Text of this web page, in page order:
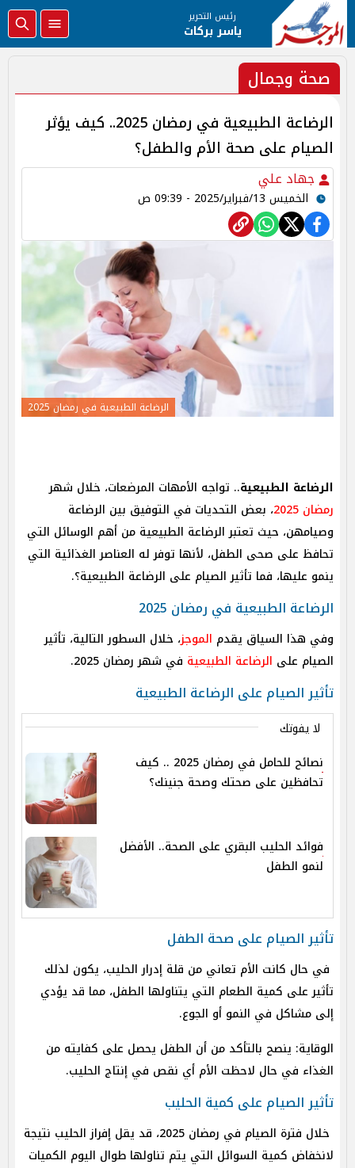
رئيس التحرير
ياسر بركات
صحة وجمال
الرضاعة الطبيعية في رمضان 2025.. كيف يؤثر
الصيام على صحة الأم والطفل؟
جهاد علي
الخميس 13/فبراير/2025 - 09:39 ص
الرضاعة الطبيعية في رمضان 2025
الرضاعة الطبيعية.. تواجه الأمهات المرضعات، خلال شهر
رمضان 2025
، بعض التحديات في التوفيق بين الرضاعة
وصيامهن، حيث تعتبر الرضاعة الطبيعية من أهم الوسائل التي
تحافظ على صحى الطفل، لأنها توفر له العناصر الغذائية التي
ينمو عليها، فما تأثير الصيام على الرضاعة الطبيعية؟.
الرضاعة الطبيعية في رمضان 2025
وفي هذا السياق يقدم الموجز، خلال السطور التالية، تأثير
الصيام على الرضاعة الطبيعية في شهر رمضان 2025.
تأثير الصيام على الرضاعة الطبيعية
لا يفوتك
نصائح للحامل في رمضان 2025 .. كيف
تحافظين على صحتك وصحة جنينك؟
فوائد الحليب البقري على الصحة.. الأفضل
لنمو الطفل
تأثير الصيام على صحة الطفل
في حال كانت الأم تعاني من قلة إدرار الحليب، يكون لذلك
تأثير على كمية الطعام التي يتناولها الطفل، مما قد يؤدي
إلى مشاكل في النمو أو الجوع.
الوقاية: ينصح بالتأكد من أن الطفل يحصل على كفايته من
الغذاء في حال لاحظت الأم أي نقص في إنتاج الحليب.
تأثير الصيام على كمية الحليب
خلال فترة الصيام في رمضان 2025، قد يقل إفراز الحليب نتيجة
لانخفاض كمية السوائل التي يتم تناولها طوال اليوم الكميات